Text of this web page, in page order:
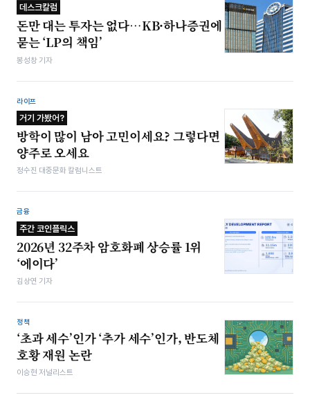
데스크칼럼
돈만 대는 투자는 없다…KB·하나증권에
묻는 ‘LP의 책임’
봉성창 기자
라이프
거기 가봤어?
방학이 많이 남아 고민이세요? 그렇다면
양주로 오세요
정수진 대중문화 칼럼니스트
금융
주간 코인플릭스
2026년 32주차 암호화폐 상승률 1위
‘에이다’
김상연 기자
정책
‘초과 세수’인가 ‘추가 세수’인가, 반도체
호황 재원 논란
이승현 저널리스트